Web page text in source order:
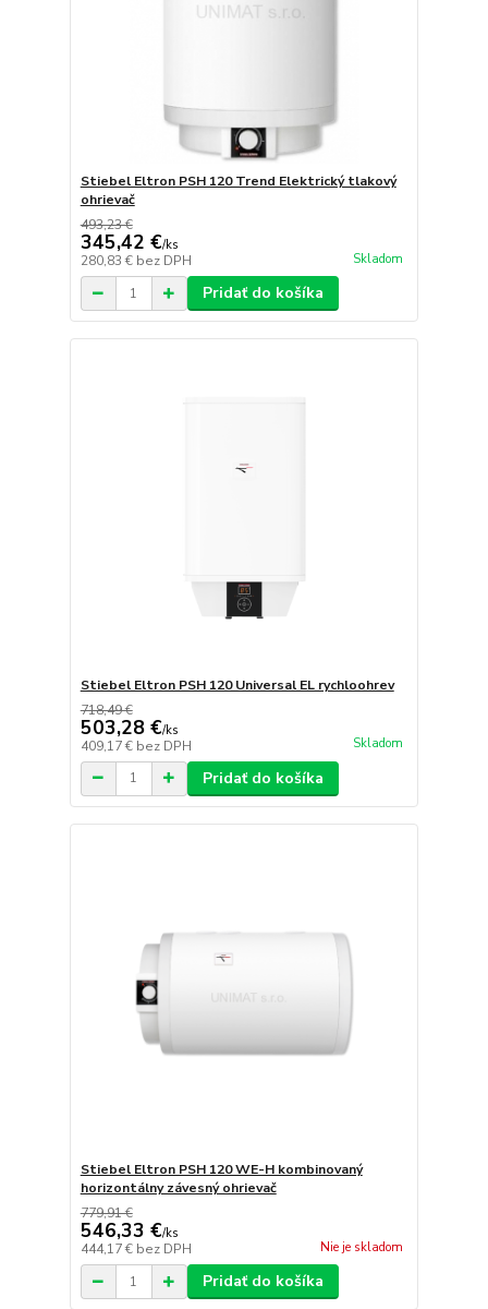
Stiebel Eltron PSH 120 Trend Elektrický tlakový
ohrievač
493,23 €
345,42 €/ks
280,83 € bez DPH Skladom
Pridať do košíka
Stiebel Eltron PSH 120 Universal EL rychloohrev
718,49 €
503,28 €/ks
409,17 € bez DPH Skladom
Pridať do košíka
Stiebel Eltron PSH 120 WE-H kombinovaný
horizontálny závesný ohrievač
779,91 €
546,33 €/ks
444,17 € bez DPH Nie je skladom
Pridať do košíka